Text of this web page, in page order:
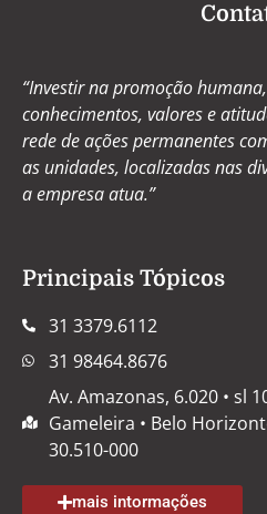
“Investir na promoção
conhecimentos, valores e
rede de ações permanentes
as unidades, localizadas nas
a empresa atua.”
Principais Tópicos
31 3379.6112
31 98464.8676
Av. Amazonas, 6.020 • sl
Gameleira • Belo
30.510-000
mais intormações